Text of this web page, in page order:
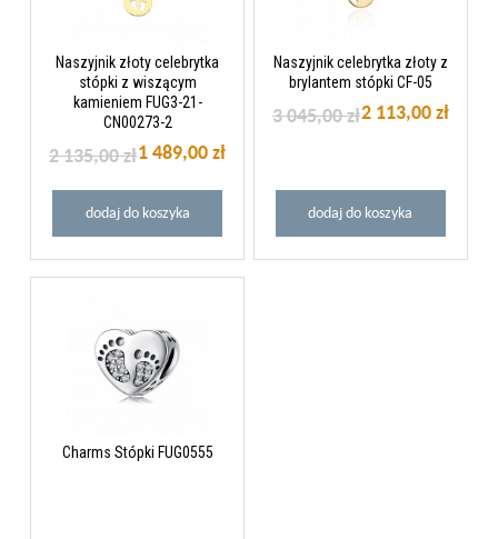
Naszyjnik złoty celebrytka
stópki z wiszącym
kamieniem FUG3-21-
CN00273-2
1 489,00 zł
2 135,00 zł
dodaj do koszyka
Naszyjnik celebrytka złoty z
brylantem stópki CF-05
2 113,00 zł
3 045,00 zł
dodaj do koszyka
Charms Stópki FUG0555